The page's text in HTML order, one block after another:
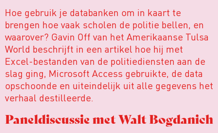
Hoe gebruik je databanken om in kaart te
brengen hoe vaak scholen de politie bellen, en
waarover? Gavin Off van het Amerikaanse Tulsa
World beschrijft in een artikel hoe hij met
Excel-bestanden van de politiediensten aan de
slag ging, Microsoft Access gebruikte, de data
opschoonde en uiteindelijk uit alle gegevens het
verhaal destilleerde.
Paneldiscussie met Walt Bogdanich